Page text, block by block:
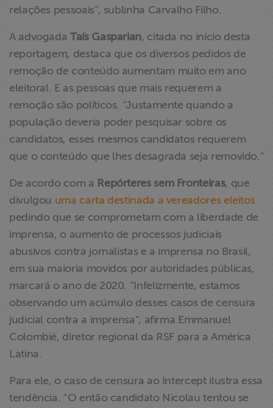
relações pessoais”, sublinha Carvalho Filho.
A advogadaTaís Gasparian, citada no início desta
reportagem, destaca que os diversos pedidos de
remoção de conteúdo aumentam muito em ano
eleitoral. E as pessoas que mais requerem a
remoção são políticos. “Justamente quando a
população deveria poder pesquisar sobre os
candidatos, esses mesmos candidatos requerem
que o conteúdo que lhes desagrada seja removido.”
De acordo com a Repórteres sem Fronteiras, que
divulgou uma carta destinada a vereadores eleitos
pedindo que se comprometam com a liberdade de
imprensa, o aumento de processos judiciais
abusivos contra jornalistas e a imprensa no Brasil,
em sua maioria movidos por autoridades públicas,
marcará o ano de 2020. “Infelizmente, estamos
observando um acúmulo desses casos de censura
judicial contra a imprensa”, afirma Emmanuel
Colombié, diretor regional da RSF para a América
Latina.
Para ele, o caso de censura ao Intercept ilustra essa
tendência. “O então candidato Nicolau tentou se